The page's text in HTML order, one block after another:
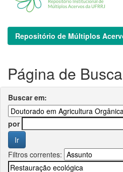
Repositório de Múltiplos
Página de Busca
Buscar em:
por
Filtros correntes: